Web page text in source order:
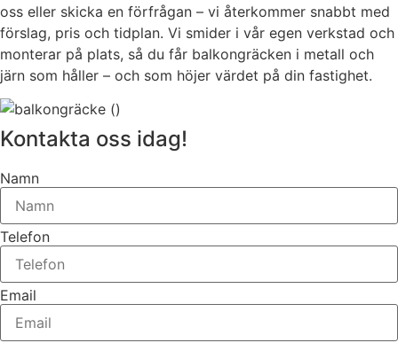
oss eller skicka en förfrågan – vi återkommer snabbt med
förslag, pris och tidplan. Vi smider i vår egen verkstad och
monterar på plats, så du får balkongräcken i metall och
järn som håller – och som höjer värdet på din fastighet.
Kontakta oss idag!
Namn
Telefon
Email